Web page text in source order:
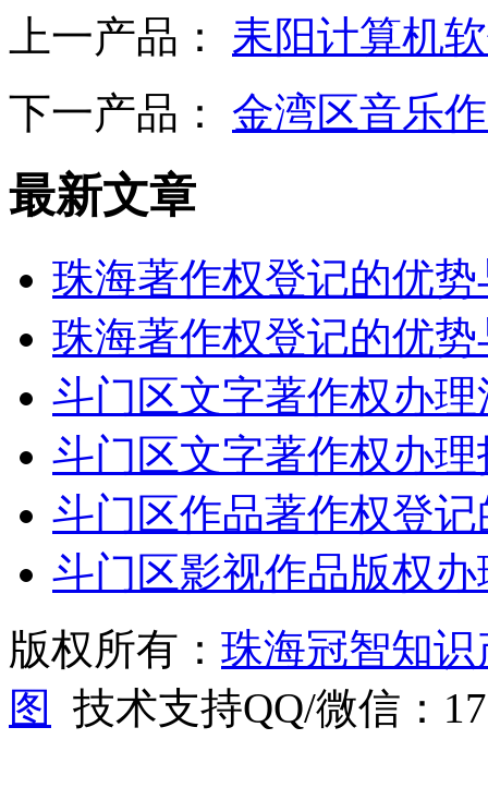
上一产品： 耒阳计算机
下一产品： 金湾区音乐
最新文章
珠海著作权登记的优
珠海著作权登记的优
斗门区文字著作权办
斗门区文字著作权办理
斗门区作品著作权登
斗门区影视作品版权
版权所有： 珠海冠智知
图
技术支持QQ/微信：